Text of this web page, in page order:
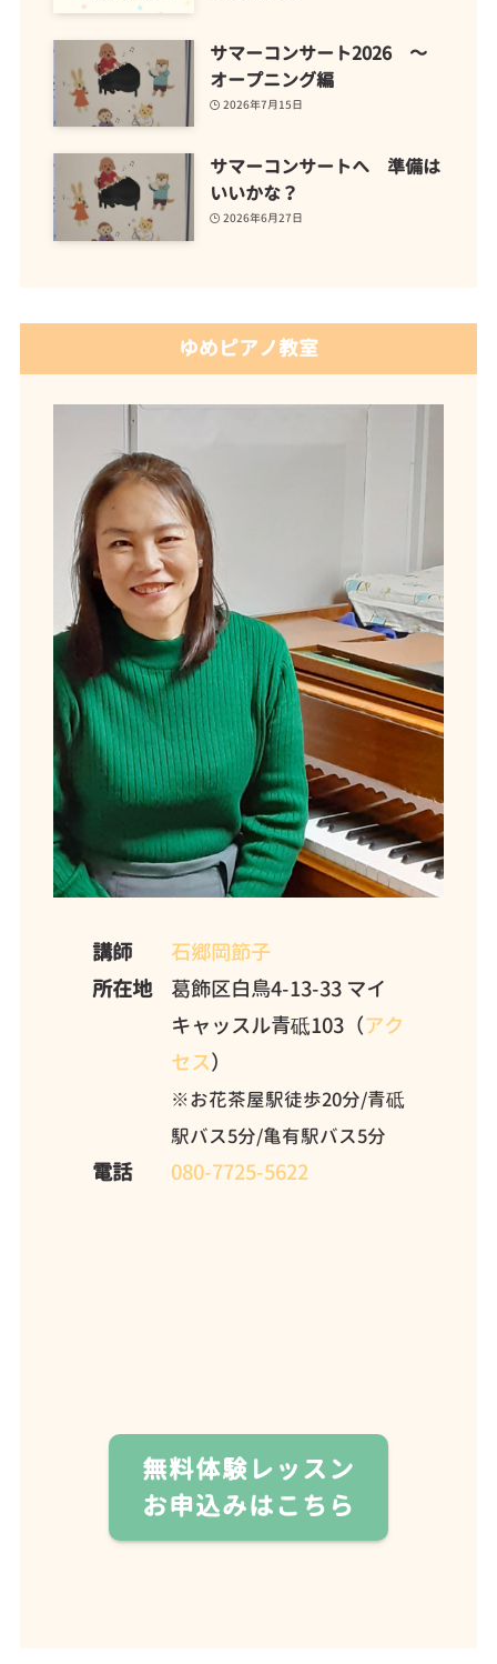
サマーコンサート2026 ～
オープニング編
2026年7月15日
サマーコンサートへ 準備は
いいかな？
2026年6月27日
ゆめピアノ教室
講師
石郷岡節子
所在地
葛飾区白鳥4-13-33 マイ
キャッスル青砥103（アク
セス）
※お花茶屋駅徒歩20分/青砥
駅バス5分/亀有駅バス5分
電話 080-7725-5622
無料体験レッスン
お申込みはこちら